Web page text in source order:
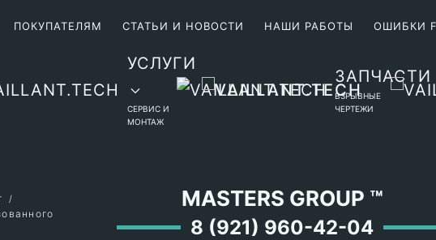
ПОКУПАТЕЛЯМ СТАТЬИ И НОВОСТИ НАШИ РАБОТЫ ОШИБКИ F
УСЛУГИ
СЕРВИС И
МОНТАЖ
ЗАПЧАСТИ
ВЗРЫВНЫЕ
ЧЕРТЕЖИ
MASTERS GROUP ™
8 (921) 960-42-04